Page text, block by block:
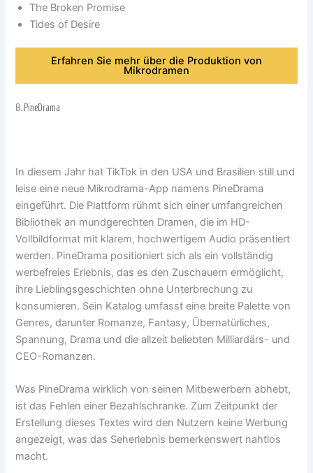
The Broken Promise
Tides of Desire
Erfahren Sie mehr über die Produktion von
Mikrodramen
8. PineDrama
In diesem Jahr hat TikTok in den USA und Brasilien still und
leise eine neue Mikrodrama-App namens PineDrama
eingeführt. Die Plattform rühmt sich einer umfangreichen
Bibliothek an mundgerechten Dramen, die im HD-
Vollbildformat mit klarem, hochwertigem Audio präsentiert
werden. PineDrama positioniert sich als ein vollständig
werbefreies Erlebnis, das es den Zuschauern ermöglicht,
ihre Lieblingsgeschichten ohne Unterbrechung zu
konsumieren. Sein Katalog umfasst eine breite Palette von
Genres, darunter Romanze, Fantasy, Übernatürliches,
Spannung, Drama und die allzeit beliebten Milliardärs- und
CEO-Romanzen.
Was PineDrama wirklich von seinen Mitbewerbern abhebt,
ist das Fehlen einer Bezahlschranke. Zum Zeitpunkt der
Erstellung dieses Textes wird den Nutzern keine Werbung
angezeigt, was das Seherlebnis bemerkenswert nahtlos
macht.